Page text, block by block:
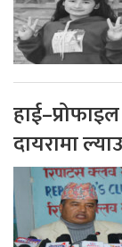
दायरामा